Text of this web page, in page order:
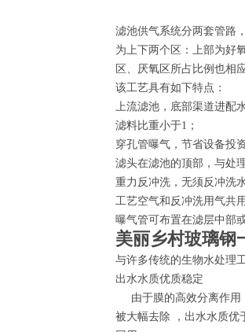
滤池供气系统分两套管路
为上下两个区：上部为好
区、厌氧区所占比例也相
该工艺具有如下特点：
上流滤池，底部渠道进配
滤料比重小于1；
穿孔管曝气，节省设备投
滤头在滤池的顶部，与处
重力反冲洗，无须反冲洗
工艺空气和反冲洗用气共
曝气管可布置在滤层中部
美丽乡村玻璃钢
与许多传统的生物水处理
出水水质优质稳定
由于膜的高效分离作用
被大幅去除 ，出水水质优